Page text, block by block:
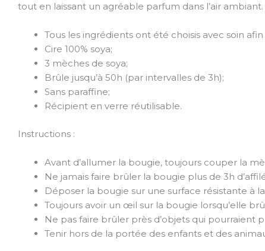
tout en laissant un agréable parfum dans l’air ambiant.
Tous les ingrédients ont été choisis avec soin
Cire 100% soya;
3 mèches de soya;
Brûle jusqu’à 50h (par intervalles de 3h);
Sans paraffine;
Récipient en verre réutilisable.
Instructions :
Avant d’allumer la bougie, toujours couper la
Ne jamais faire brûler la bougie plus de 3h
Déposer la bougie sur une surface résistante à
Toujours avoir un œil sur la bougie lorsqu’elle
Ne pas faire brûler près d’objets qui pourraient
Tenir hors de la portée des enfants et des